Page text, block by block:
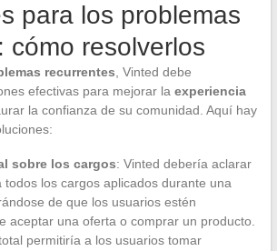
para los problemas
cómo resolverlos
recurrentes, Vinted debe
efectivas para mejorar la experiencia
la confianza de su comunidad. Aquí hay
sobre los cargos: Vinted debería aclarar
los cargos aplicados durante una
de que los usuarios estén
aceptar una oferta o comprar un producto.
permitiría a los usuarios tomar